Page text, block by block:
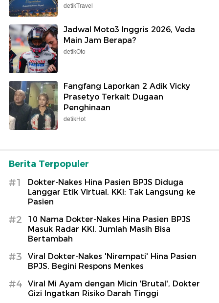
detikTravel
Jadwal Moto3 Inggris 2026, Veda
Main Jam Berapa?
detikOto
Fangfang Laporkan 2 Adik Vicky
Prasetyo Terkait Dugaan
Penghinaan
detikHot
Berita Terpopuler
#1
Dokter-Nakes Hina Pasien BPJS Diduga
Langgar Etik Virtual, KKI: Tak Langsung ke
Pasien
#2
10 Nama Dokter-Nakes Hina Pasien BPJS
Masuk Radar KKI, Jumlah Masih Bisa
Bertambah
#3
Viral Dokter-Nakes 'Nirempati' Hina Pasien
BPJS, Begini Respons Menkes
#4
Viral Mi Ayam dengan Micin 'Brutal', Dokter
Gizi Ingatkan Risiko Darah Tinggi